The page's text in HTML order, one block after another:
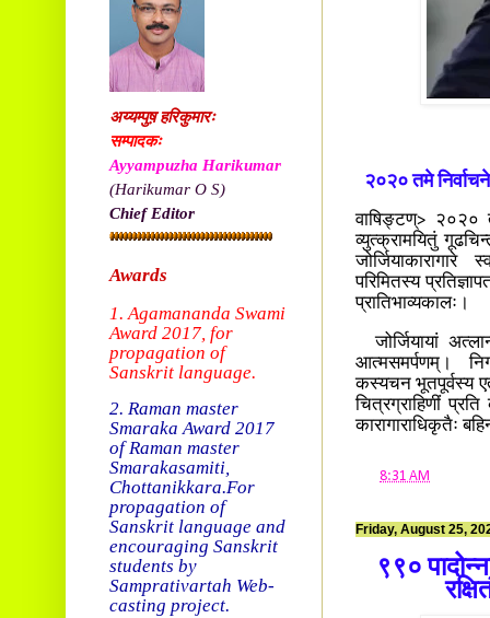
२०२० तमे
वाषिङ्टण्> २०२०
व्युत्क्रामयितुं
जोर्जियाकारागारे
परिमितस्य
प्रातिभाव्यकालः।
जोर्जियायां
आत्मसमर्पणम्।
कस्यचन भूतपूर्वस्य
चित्रग्राहिणीं
कारागाराधिकृतैः
8:31 AM
Friday, August 25,
९९०
अय्यम्पुष़ हरिकुमारः
सम्पादकः
Ayyampuzha Harikumar
(Harikumar O S)
Chief Editor
Awards
1. Agamananda Swami
Award 2017, for
propagation of
Sanskrit language.
2. Raman master
Smaraka Award 2017
of Raman master
Smarakasamiti,
Chottanikkara.For
propagation of
Sanskrit language and
encouraging Sanskrit
students by
Samprativartah Web-
casting project.